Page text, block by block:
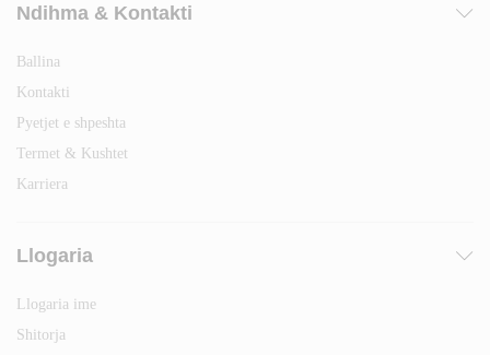
Ndihma & Kontakti
Ballina
Kontakti
Pyetjet e shpeshta
Termet & Kushtet
Karriera
Llogaria
Llogaria ime
Shitorja